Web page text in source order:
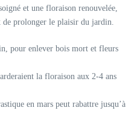
et une floraison renouvelée,
prolonger le plaisir du jardin.
pour enlever bois mort et fleurs
la floraison aux 2-4 ans
en mars peut rabattre jusqu’à